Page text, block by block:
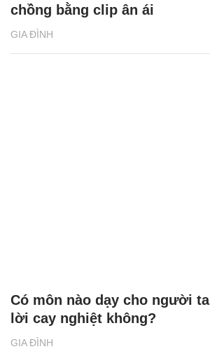
GIA ĐÌNH
chồng bằng clip ân ái
GIA ĐÌNH
Có môn nào dạy cho người
lời cay nghiệt không?